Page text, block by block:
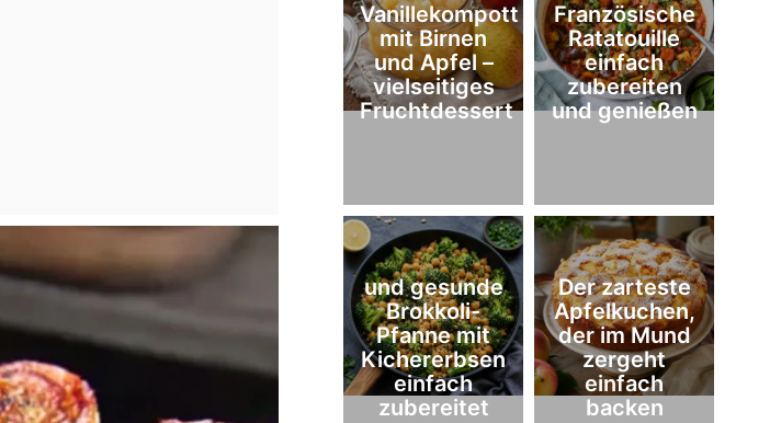
Vanillekompott
mit Birnen
und Apfel –
vielseitiges
Fruchtdessert
Französische
Ratatouille
einfach
zubereiten
und genießen
und gesunde
Brokkoli-
Pfanne mit
Kichererbsen
einfach
zubereitet
Der zarteste
Apfelkuchen,
der im Mund
zergeht
einfach
backen